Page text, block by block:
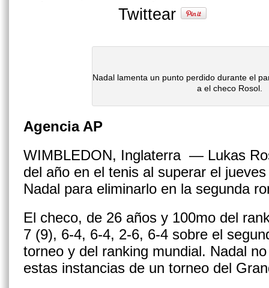
Twittear
Nadal lamenta un punto perdido durante el
a el checo Rosol.
Agencia AP
WIMBLEDON, Inglaterra — Lukas
del año en el tenis al superar el
Nadal para eliminarlo en la segunda
El checo, de 26 años y 100mo del
7 (9), 6-4, 6-4, 2-6, 6-4 sobre el
torneo y del ranking mundial. Nadal
estas instancias de un torneo del